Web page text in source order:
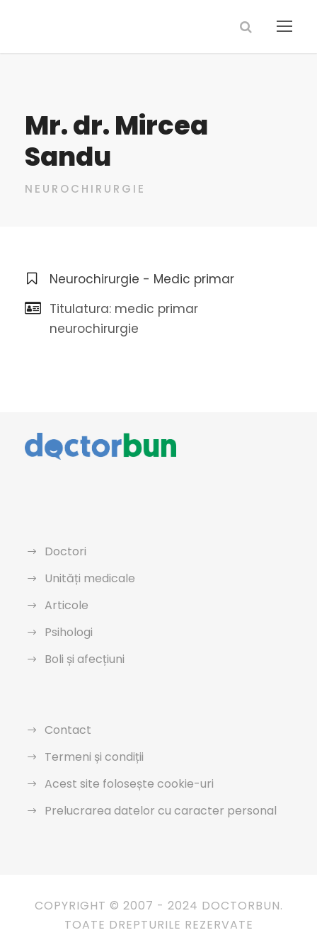
Mr. dr. Mircea
Sandu
NEUROCHIRURGIE
Neurochirurgie - Medic primar
Titulatura: medic primar
neurochirurgie
Doctori
Unități medicale
Articole
Psihologi
Boli și afecțiuni
Contact
Termeni și condiții
Acest site folosește cookie-uri
Prelucrarea datelor cu caracter personal
COPYRIGHT © 2007 - 2024 DOCTORBUN.
TOATE DREPTURILE REZERVATE